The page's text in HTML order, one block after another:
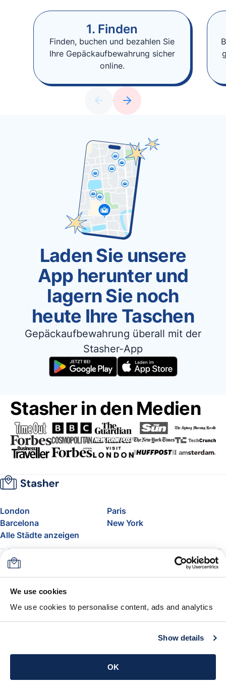
We use cookies
We use cookies to personalise content, ads and analytics
Show details
OK
1. Finden
Finden, buchen und bezahlen Sie
Ihre Gepäckaufbewahrung sicher
online.
Laden Sie unsere
App herunter und
lagern Sie noch
heute Ihre Taschen
Gepäckaufbewahrung überall mit der
Stasher-App
Stasher in den Medien
London
Paris
Barcelona
New York
Alle Städte anzeigen
Über uns
FAQ
Support
Blog
Freigepäck bei Airlines
Die Stasher-Garantie
AGB
App holen